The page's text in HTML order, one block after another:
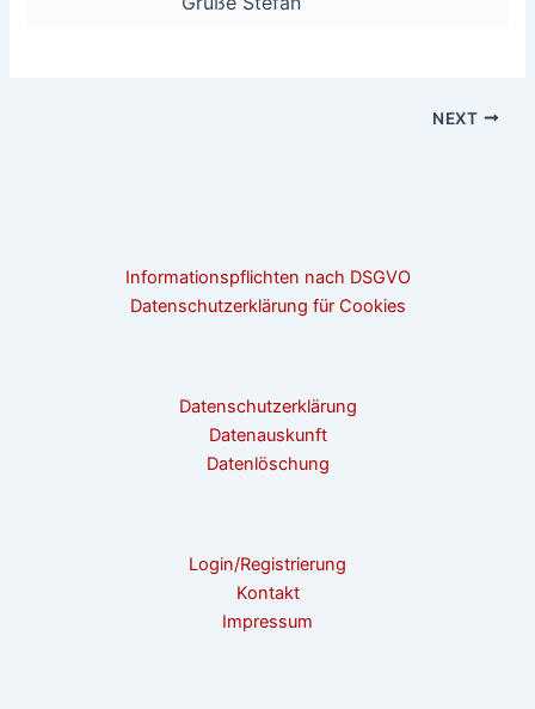
NEXT
Informationspflichten nach DSGVO
Datenschutzerklärung für Cookies
Datenschutzerklärung
Datenauskunft
Datenlöschung
Login/Registrierung
Kontakt
Impressum